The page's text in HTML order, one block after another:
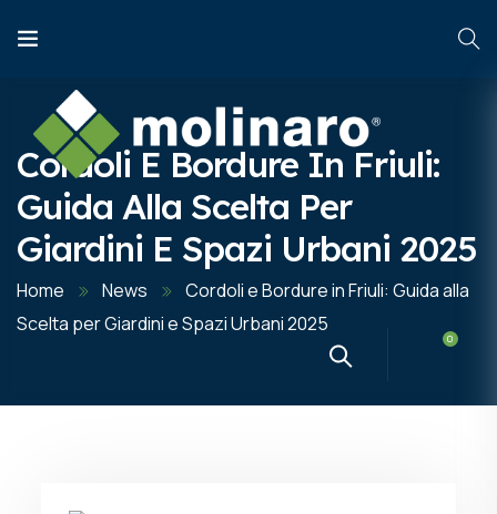
HOME PRODOTTI INFO TECNICHE
Cordoli E Bordure In Friuli:
Guida Alla Scelta Per
Giardini E Spazi Urbani 2025
Home News
Cordoli e Bordure in Friuli: Guida alla
Scelta per Giardini e Spazi Urbani 2025